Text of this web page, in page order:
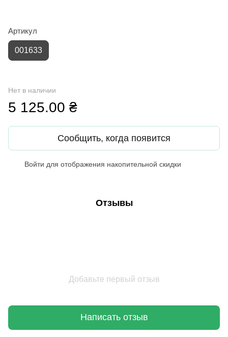
Артикул
001633
Нет в наличии
5 125.00 ₴
Сообщить, когда появится
Войти для отображения накопительной скидки
Отзывы
Добавьте первый отзыв
Написать отзыв